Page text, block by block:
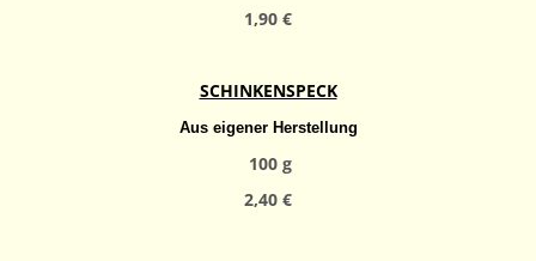
1,90 €
SCHINKENSPECK
Aus eigener Herstellung
100 g
2,40 €